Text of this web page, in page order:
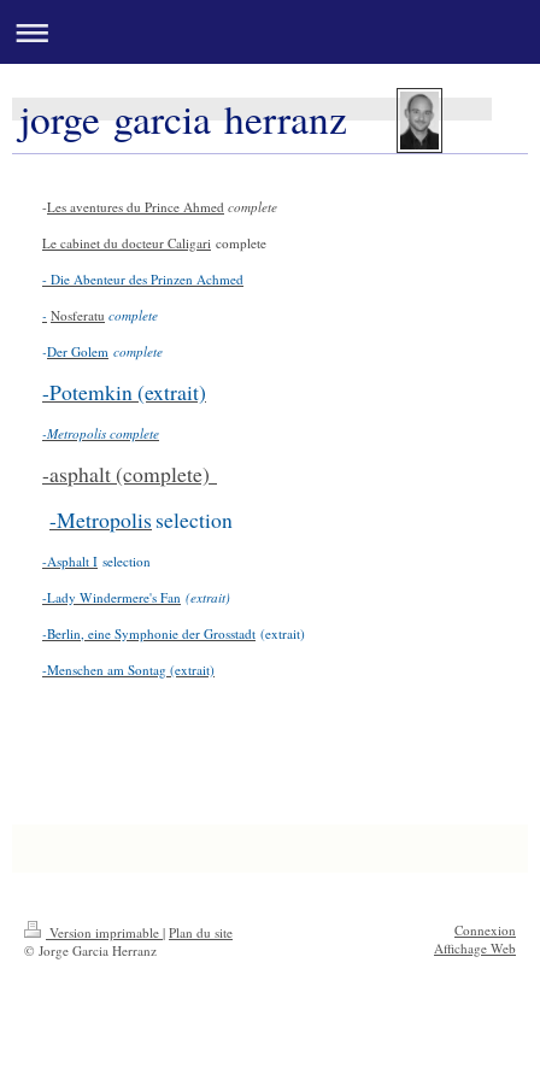
jorge garcia herranz
-Les aventures du Prince Ahmed complete
Le cabinet du docteur Caligari complete
- Die Abenteur des Prinzen Achmed
- Nosferatu complete
-Der Golem complete
-Potemkin (extrait)
-Metropolis complete
-asphalt (complete)
-Metropolis selection
-Asphalt I selection
-Lady Windermere's Fan (extrait)
-Berlin, eine Symphonie der Grosstadt (extrait)
-Menschen am Sontag (extrait)
Version imprimable | Plan du site
© Jorge Garcia Herranz
Connexion
Affichage Web